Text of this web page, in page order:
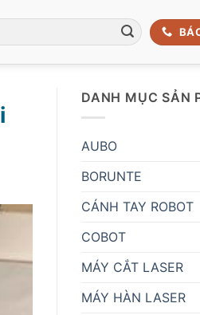
DANH MỤC SẢN
AUBO
BORUNTE
CÁNH TAY ROBOT
COBOT
MÁY CẮT LASER
MÁY HÀN LASER